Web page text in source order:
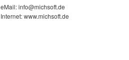
eMail: info@michsoft.de
Internet: www.michsoft.de